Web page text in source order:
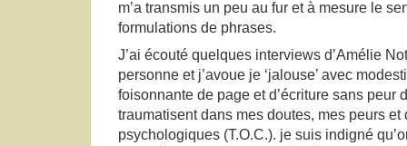
m’a transmis un peu au fur et à mesure le
formulations de phrases.
J’ai écouté quelques interviews d’Amélie
personne et j’avoue je ‘jalouse’ avec
foisonnante de page et d’écriture sans peur
traumatisent dans mes doutes, mes peurs
psychologiques (T.O.C.). je suis indigné